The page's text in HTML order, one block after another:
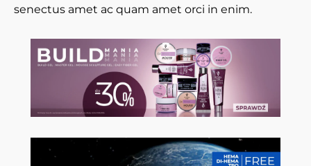
senectus amet ac quam amet orci in enim.